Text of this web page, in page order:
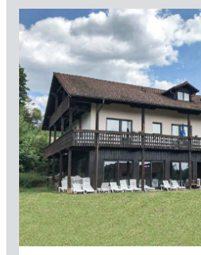
t.ex. det berömda äventyrsslottet
blev byggt av Ludwig II av Bayern
ligger tätt på gränsen till Österrike.
Vi erbjuder också en kryssning på
övernattning om du är på väg
du vill utforska detta härliga
listan här nedanför: